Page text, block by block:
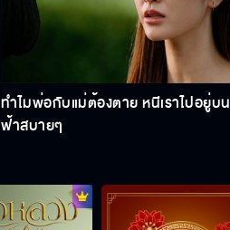
ทำไมพ่อกับแม่ต้องตาย หนีเราไปอยู่บน
ฟ้าสบายๆ